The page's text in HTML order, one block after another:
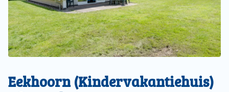
Eekhoorn (Kindervakantiehuis)